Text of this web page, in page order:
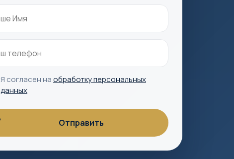
Я согласен наобработку персональных
данных